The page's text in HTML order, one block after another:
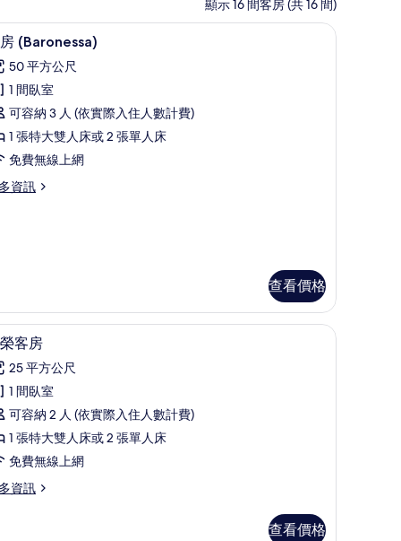
顯示 16 間客房 (共 16 間)
、迷你吧、客房內保險箱 套房 (Baronessa) | 低過敏寢具、羽絨被、迷
26(Baronessa)
50 平方公尺
1 間臥室
可容納 3 人 (依實際入住人數計費)
1 張特大雙人床或 2 張單人床
免費無線上網
資訊
查看價格
你吧、客房內保險箱 尊榮客房 | 低過敏寢具、羽絨被、迷你吧、客
3 客房
25 平方公尺
1 間臥室
可容納 2 人 (依實際入住人數計費)
1 張特大雙人床或 2 張單人床
免費無線上網
資訊
查看價格